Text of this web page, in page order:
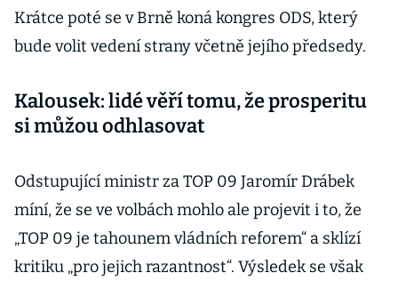
Krátce poté se v Brně koná kongres ODS, který
bude volit vedení strany včetně jejího předsedy.
Kalousek: lidé věří tomu, že prosperitu
si můžou odhlasovat
Odstupující ministr za TOP 09 Jaromír Drábek
míní, že se ve volbách mohlo ale projevit i to, že
„TOP 09 je tahounem vládních reforem“ a sklízí
kritiku „pro jejich razantnost“. Výsledek se však